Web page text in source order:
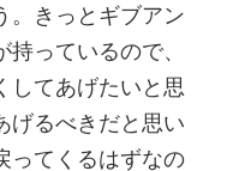
。きっとギブアン
っているので、
してあげたいと思
げるべきだと思い
ってくるはずなの